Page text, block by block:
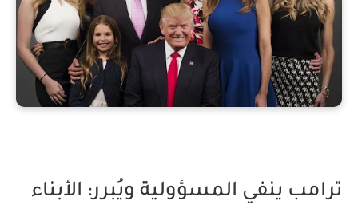
ترامب ينفي المسؤولية ويُبرر: الأبناء